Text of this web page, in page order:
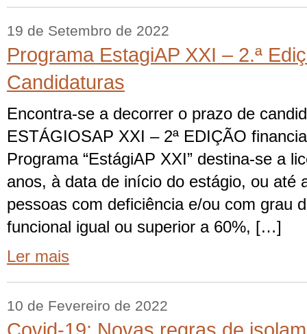
19 de Setembro de 2022
Programa EstagiAP XXI – 2.ª
Candidaturas
Encontra-se a decorrer o prazo de
ESTÁGIOSAP XXI – 2ª EDIÇÃO
Programa “EstágiAP XXI” destina-se a
anos, à data de início do estágio, ou até
pessoas com deficiência e/ou com grau
funcional igual ou superior a 60%, […]
Ler mais
10 de Fevereiro de 2022